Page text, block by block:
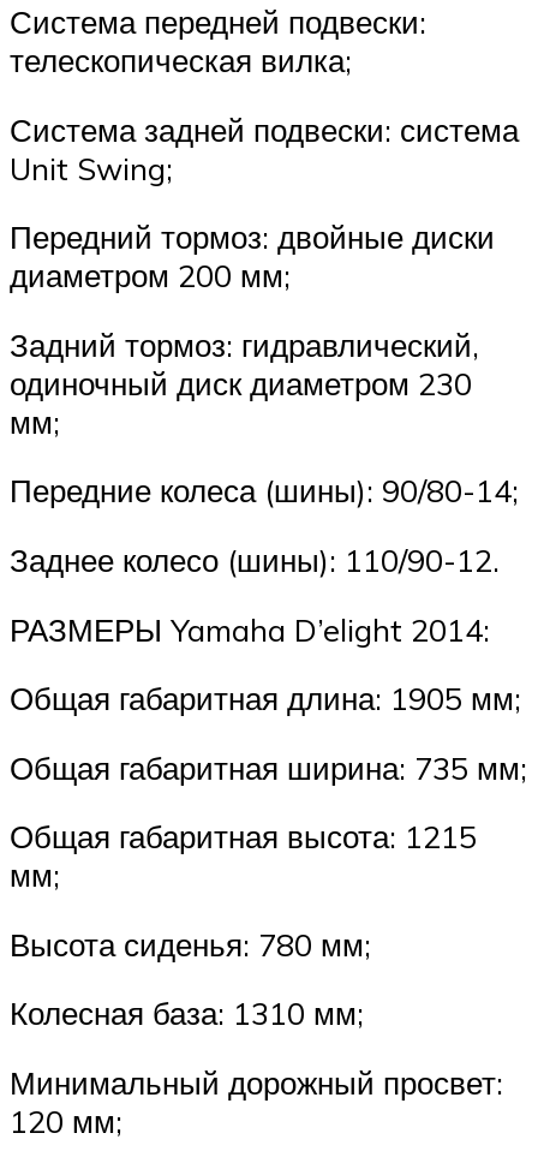
Система передней подвески:
телескопическая вилка;
Система задней подвески: система
Unit Swing;
Передний тормоз: двойные диски
диаметром 200 мм;
Задний тормоз: гидравлический,
одиночный диск диаметром 230
мм;
Передние колеса (шины): 90/80-14;
Заднее колесо (шины): 110/90-12.
РАЗМЕРЫ Yamaha D’elight 2014:
Общая габаритная длина: 1905 мм;
Общая габаритная ширина: 735 мм;
Общая габаритная высота: 1215
мм;
Высота сиденья: 780 мм;
Колесная база: 1310 мм;
Минимальный дорожный просвет:
120 мм;